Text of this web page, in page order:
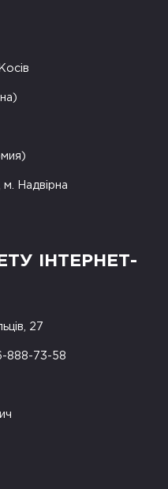
м. Надвірна
ІНТЕРНЕТ-
27
888-73-58